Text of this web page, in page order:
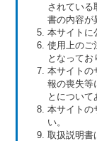
されている
書の内容が
本サイトに
使用上のご
となってお
本サイトの
報の喪失等
とについ
本サイトの
い。
取扱説明書